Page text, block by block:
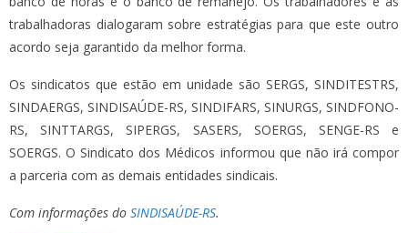
trabalhadoras dialogaram sobre estratégias para que este outro
acordo seja garantido da melhor forma.
Os sindicatos que estão em unidade são SERGS, SINDITESTRS,
SINDAERGS, SINDISAÚDE-RS, SINDIFARS, SINURGS, SINDFONO-
RS, SINTTARGS, SIPERGS, SASERS, SOERGS, SENGE-RS e
SOERGS. O Sindicato dos Médicos informou que não irá compor
a parceria com as demais entidades sindicais.
Com informações do SINDISAÚDE-RS.